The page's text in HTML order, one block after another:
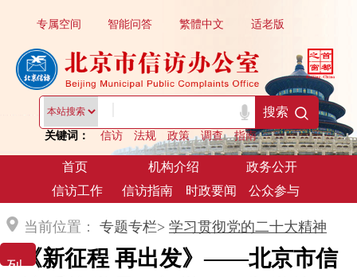
关键词： 信访 法规 政策 调查 指南
搜索
繁體中文
专属空间 适老版
智能问答
首页 机构介绍
政务公开
信访工作
信访指南 时政要闻 公众参与
当前位置： 专题专栏> 学习贯彻党的二十大精神
《新征程 再出发》——北京市信